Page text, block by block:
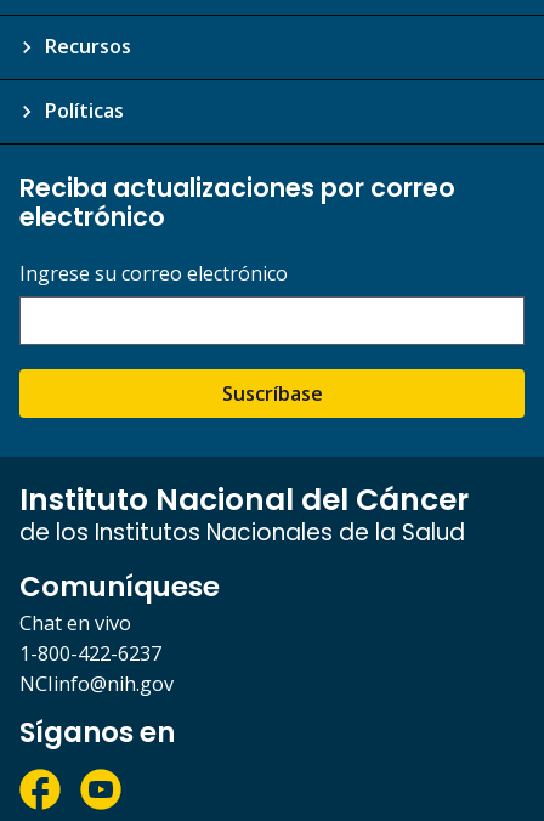
Recursos
Políticas
Reciba actualizaciones por correo
electrónico
Ingrese su correo electrónico
Suscríbase
Instituto Nacional del Cáncer
de los Institutos Nacionales de la Salud
Comuníquese
Chat en vivo
1-800-422-6237
NCIinfo@nih.gov
Síganos en